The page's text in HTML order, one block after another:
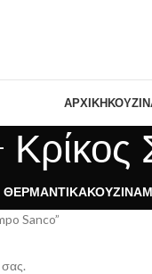
ΑΡΧΙΚΉ
Κρίκος
ΘΕΡΜΑΝΤΙΚΆΚΟΥΖΊΝΑ
Sanco”
σας.